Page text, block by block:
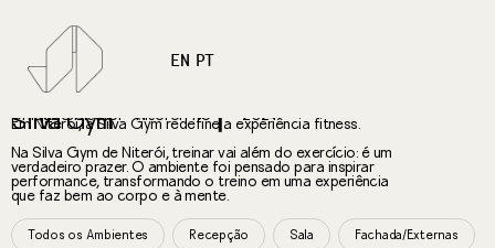
EN PT
Silva Gym
Unidade Niterói - Niterói- RJ 2024
Em Niterói, a Silva Gym redefine a experiência fitness.
Na Silva Gym de Niterói, treinar vai além do exercício: é um
verdadeiro prazer. O ambiente foi pensado para inspirar
performance, transformando o treino em uma experiência
que faz bem ao corpo e à mente.
Todos os Ambientes Recepção Sala Fachada/Externas